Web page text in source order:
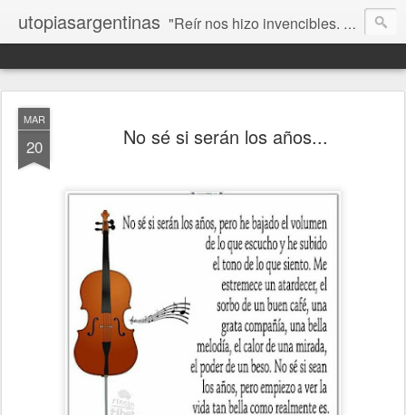
utopiasargentinas "Reír nos hizo invencibles. No como los que siempre ganan, sino como aquellos que no se rinden”. Frida Kahlo
MAR
20 No sé si serán los años...